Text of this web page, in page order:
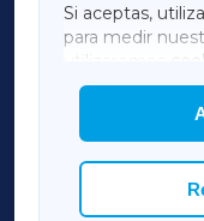
Si aceptas,
para medir
utilizaremos
mostrar
Asimismo,
las cookies que